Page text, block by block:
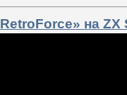
на ZX